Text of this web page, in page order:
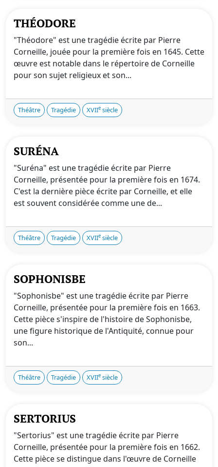
THÉODORE
"Théodore" est une tragédie écrite par Pierre
Corneille, jouée pour la première fois en 1645. Cette
œuvre est notable dans le répertoire de Corneille
pour son sujet religieux et son...
Théâtre Tragédie XVIIe siècle
SURÉNA
"Suréna" est une tragédie écrite par Pierre
Corneille, présentée pour la première fois en 1674.
C'est la dernière pièce écrite par Corneille, et elle
est souvent considérée comme une de...
Théâtre Tragédie XVIIe siècle
SOPHONISBE
"Sophonisbe" est une tragédie écrite par Pierre
Corneille, présentée pour la première fois en 1663.
Cette pièce s'inspire de l'histoire de Sophonisbe,
une figure historique de l'Antiquité, connue pour
son...
Théâtre Tragédie XVIIe siècle
SERTORIUS
"Sertorius" est une tragédie écrite par Pierre
Corneille, présentée pour la première fois en 1662.
Cette pièce se distingue dans l'œuvre de Corneille